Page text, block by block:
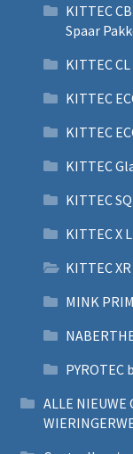
KITTEC
Spaar
KITTEC
KITTEC
KITTEC
KITTEC
KITTEC
KITTEC X
KITTEC
MINK
PYROTEC
ALLE NIEUWE